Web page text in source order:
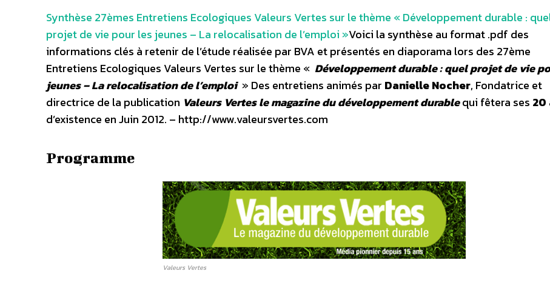
Synthèse 27èmes Entretiens Ecologiques Valeurs Vertes sur le thème « Développement durable :
projet de vie pour les jeunes – La relocalisation de l’emploi »Voici la synthèse au format .pdf des
informations clés à retenir de l’étude réalisée par BVA et présentés en diaporama lors des 27ème
Entretiens Ecologiques Valeurs Vertes sur le thème « Développement durable : quel projet de vie
jeunes – La relocalisation de l’emploi » Des entretiens animés par Danielle Nocher, Fondatrice et
directrice de la publication Valeurs Vertes le magazine du développement durablequi fêtera ses 20
d’existence en Juin 2012. – http://www.valeursvertes.com
Programme
Valeurs Vertes